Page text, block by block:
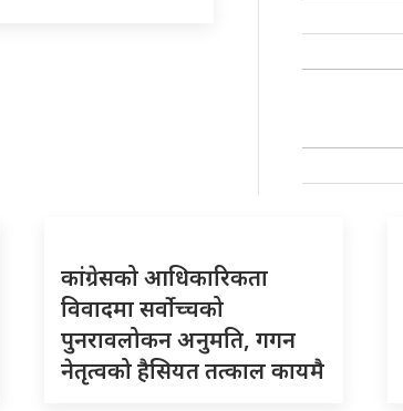
कांग्रेसको आधिकारिकता
विवादमा सर्वोच्चको
पुनरावलोकन अनुमति, गगन
नेतृत्वको हैसियत तत्काल कायमै